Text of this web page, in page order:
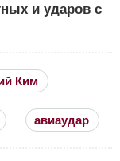
и ударов с
Ким
авиаудар